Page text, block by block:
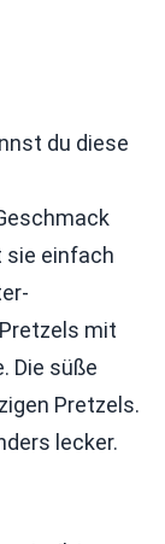
du diese
sie einfach
mit
Die süße
Pretzels.
lecker.